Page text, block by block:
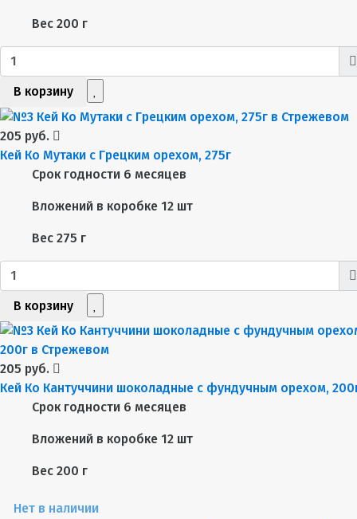
Вес 200 г
В корзину
205 руб.
Кей Ко Мутаки с Грецким орехом, 275г
Срок годности 6 месяцев
Вложений в коробке 12 шт
Вес 275 г
В корзину
205 руб.
Кей Ко Кантуччини шоколадные с фундучным орехом,
Срок годности 6 месяцев
Вложений в коробке 12 шт
Вес 200 г
Нет в наличии